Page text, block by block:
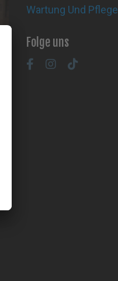
Wartung Und Pflege
Folge uns